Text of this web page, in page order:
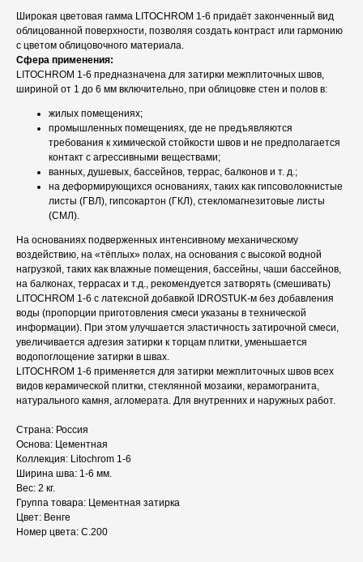
Широкая цветовая гамма LITOCHROM 1-6 придаёт законченный вид
облицованной поверхности, позволяя создать контраст или гармонию
с цветом облицовочного материала.
Сфера применения:
LITOCHROM 1-6 предназначена для затирки межплиточных швов,
шириной от 1 до 6 мм включительно, при облицовке стен и полов в:
жилых помещениях;
промышленных помещениях, где не предъявляются
требования к химической стойкости швов и не предполагается
контакт с агрессивными веществами;
ванных, душевых, бассейнов, террас, балконов и т. д.;
на деформирующихся основаниях, таких как гипсоволокнистые
листы (ГВЛ), гипсокартон (ГКЛ), стекломагнезитовые листы
(СМЛ).
На основаниях подверженных интенсивному механическому
воздействию, на «тёплых» полах, на основания с высокой водной
нагрузкой, таких как влажные помещения, бассейны, чаши бассейнов,
на балконах, террасах и т.д., рекомендуется затворять (смешивать)
LITOCHROM 1-6 с латексной добавкой IDROSTUK-м без добавления
воды (пропорции приготовления смеси указаны в технической
информации). При этом улучшается эластичность затирочной смеси,
увеличивается адгезия затирки к торцам плитки, уменьшается
водопоглощение затирки в швах.
LITOCHROM 1-6 применяется для затирки межплиточных швов всех
видов керамической плитки, стеклянной мозаики, керамогранита,
натурального камня, агломерата. Для внутренних и наружных работ.
Страна: Россия
Основа: Цементная
Коллекция: Litochrom 1-6
Ширина шва: 1-6 мм.
Вес: 2 кг.
Группа товара: Цементная затирка
Цвет: Венге
Номер цвета: C.200